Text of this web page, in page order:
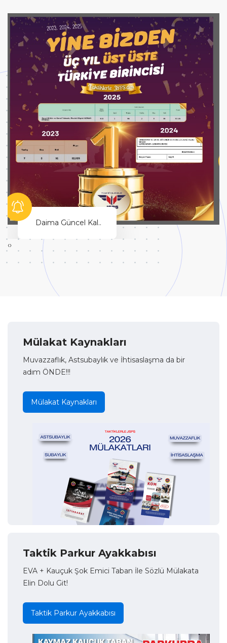
Hayallerinin Peşinden Git!
‹›
Mülakat Kaynakları
Muvazzaflık, Astsubaylık ve İhtisaslaşma da bir
adım ÖNDE!!!
Mülakat Kaynakları
Taktik Parkur Ayakkabısı
EVA + Kauçuk Şok Emici Taban İle Sözlü Mülakata
Elin Dolu Git!
Taktik Parkur Ayakkabısı